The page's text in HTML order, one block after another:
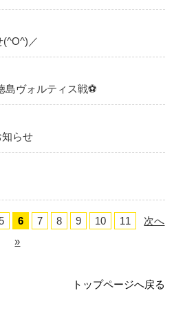
(^O^)／
島ヴォルティス戦⚽
知らせ
6 7 8 9 10 11
次へ
»
トップページへ戻る